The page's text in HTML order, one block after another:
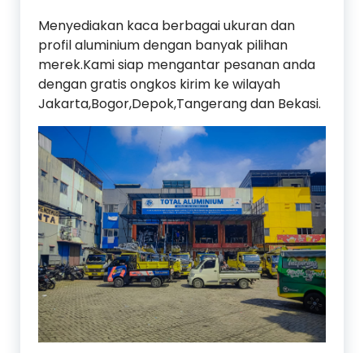
Menyediakan kaca berbagai ukuran dan
profil aluminium dengan banyak pilihan
merek.Kami siap mengantar pesanan anda
dengan gratis ongkos kirim ke wilayah
Jakarta,Bogor,Depok,Tangerang dan Bekasi.